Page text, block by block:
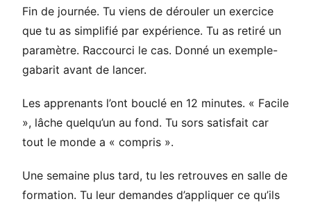
Fin de journée. Tu viens de dérouler un exercice
que tu as simplifié par expérience. Tu as retiré un
paramètre. Raccourci le cas. Donné un exemple-
gabarit avant de lancer.
Les apprenants l’ont bouclé en 12 minutes. « Facile
», lâche quelqu’un au fond. Tu sors satisfait car
tout le monde a « compris ».
Une semaine plus tard, tu les retrouves en salle de
formation. Tu leur demandes d’appliquer ce qu’ils